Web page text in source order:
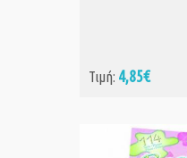
Τιμή: 4,85€